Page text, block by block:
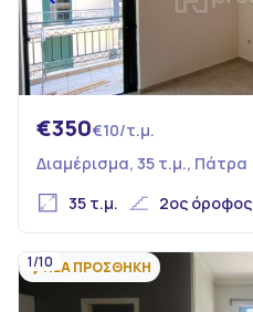
€350€10/τ.μ.
Διαμέρισμα, 35 τ.μ., Πάτρα
35 τ.μ.
2ος όροφος
ΝΕΑ ΠΡΟΣΘΗΚΗ
1/10